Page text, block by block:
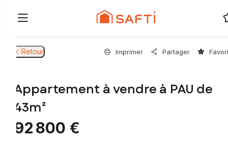
Retour Imprimer Partager
Appartement à vendre à PAU de
43m²
92 800 €